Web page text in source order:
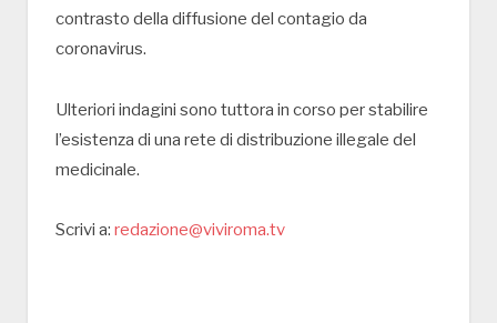
contrasto della diffusione del contagio da
coronavirus.
Ulteriori indagini sono tuttora in corso per stabilire
l’esistenza di una rete di distribuzione illegale del
medicinale.
Scrivi a: redazione@viviroma.tv